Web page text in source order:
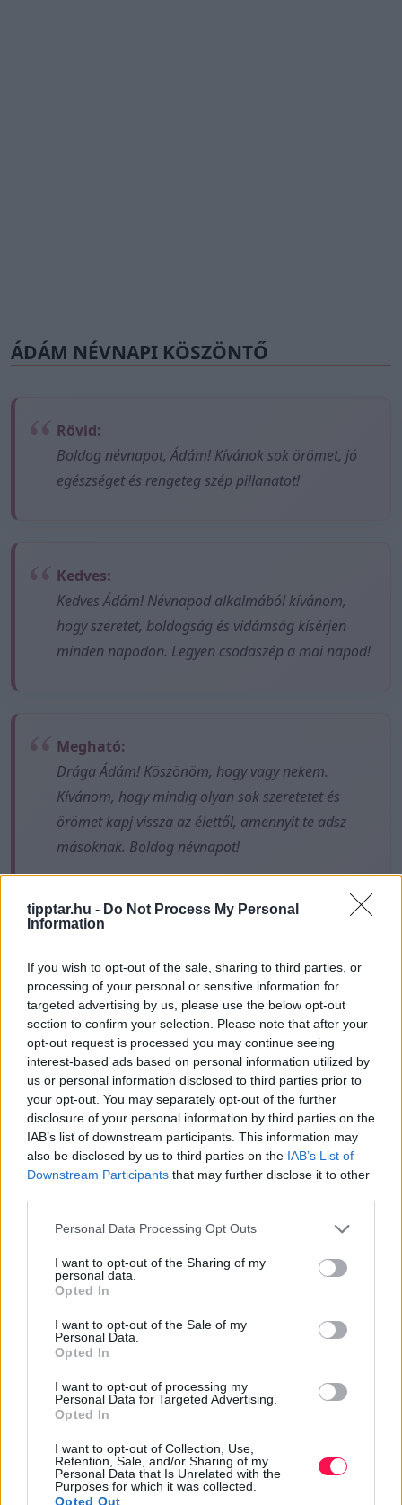
tipptar.hu - Do Not Process My Personal
Information
If you wish to opt-out of the sale, sharing to third parties, or
processing of your personal or sensitive information for
targeted advertising by us, please use the below opt-out
section to confirm your selection. Please note that after your
opt-out request is processed you may continue seeing
interest-based ads based on personal information utilized by
us or personal information disclosed to third parties prior to
your opt-out. You may separately opt-out of the further
disclosure of your personal information by third parties on the
IAB’s list of downstream participants. This information may
also be disclosed by us to third parties on the IAB’s List of
Downstream Participants that may further disclose it to other
Please note that this website/app uses one or more Google
not limited to your visit or usage behaviour. You may click to
grant or deny consent to Google and its third-party tags to
use your data for below specified purposes in below Google
consent section.
Personal Data Processing Opt Outs
I want to opt-out of the Sharing of my
personal data.
Opted In
I want to opt-out of the Sale of my
Personal Data.
Opted In
I want to opt-out of processing my
Personal Data for Targeted Advertising.
Opted In
I want to opt-out of Collection, Use,
Retention, Sale, and/or Sharing of my
Personal Data that Is Unrelated with the
Purposes for which it was collected.
Opted Out
ÁDÁM NÉVNAPI KÖSZÖNTŐ
Rövid:
Boldog névnapot, Ádám! Kívánok sok örömet, jó
egészséget és rengeteg szép pillanatot!
Kedves:
Kedves Ádám! Névnapod alkalmából kívánom,
hogy szeretet, boldogság és vidámság kísérjen
minden napodon. Legyen csodaszép a mai napod!
Megható:
Drága Ádám! Köszönöm, hogy vagy nekem.
Kívánom, hogy mindig olyan sok szeretetet és
örömet kapj vissza az élettől, amennyit te adsz
másoknak. Boldog névnapot!
Névnapok a karácsony
árnyékában: Ádám, Éva, István és
János titkai
2025-12-25 21:24 | Nézettség: 1139
A karácsonyi ünnepkör a legtöbb ember számára a
fenyőillatról, a családi vacsoráról és az ajándékozásról
szól. Azonban ha belelapozunk a kalendáriumba, azt
látjuk, hogy a naptár legfontosabb napjai köré olyan
nevek csoportosulnak, amelyek az emberiség
tartóoszlopai. Ádám és Éva, Szent István vértanú és
Szent János apostol nem véletlenül kaptak helyet a
Ez is érdekelhet